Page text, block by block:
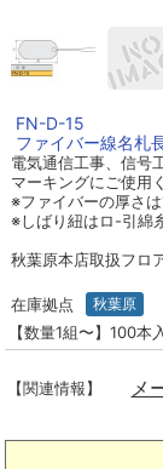
FN-D-15
ファイバー線名札
電気通信工事、信号
マーキングにご使用
※ファイバーの厚さは
※しばり紐はロ-引綿
秋葉原本店取扱フロ
在庫拠点 秋葉原
【数量1組〜】100本
【関連情報】 メ